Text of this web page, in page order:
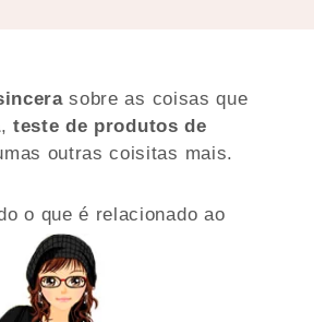
sobre as coisas que
, teste de produtos de
outras coisitas mais.
o que é relacionado ao